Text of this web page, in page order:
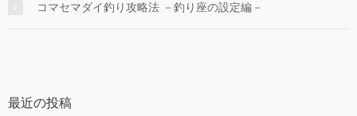
コマセマダイ釣り攻略法 －釣り座の設定編－
最近の投稿